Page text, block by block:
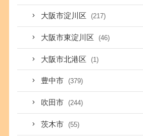
大阪市淀川区 (217)
大阪市東淀川区 (46)
大阪市北港区 (1)
豊中市 (379)
吹田市 (244)
茨木市 (55)